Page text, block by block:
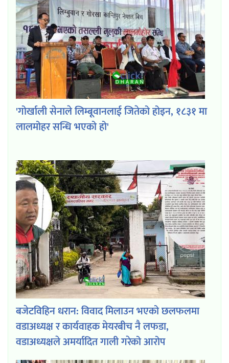
'गोर्खाली सेनाले लिम्बूवानलाई जितेको होइन, १८३१ मा
लालमोहर सन्धि भएको हो'
बजेटविहिन धरान: विवाद मिलाउन भएको छलफलमा
वडाअध्यक्ष र कार्यवाहक मेयरबीच नै लफडा,
वडाअध्यक्षले अमर्यादित गाली गरेको आरोप